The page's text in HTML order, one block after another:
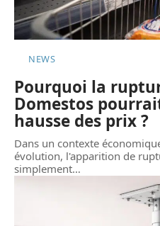
NEWS
Pourquoi la
Domestos
hausse des prix ?
Dans un contexte
évolution, l'apparition de
simplement…